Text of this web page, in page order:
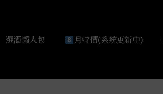
選酒懶人包 月特價(系統更新中)